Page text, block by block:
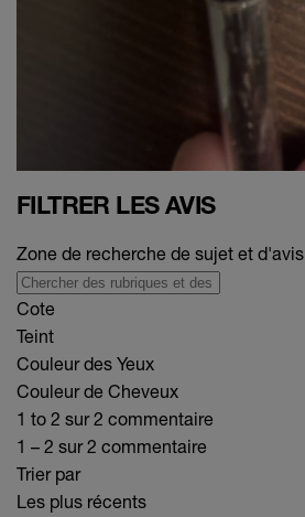
FILTRER LES AVIS
Zone de recherche de sujet et d'avis
Cote
Teint
Couleur des Yeux
Couleur de Cheveux
1 to 2 sur 2 commentaire
1 – 2 sur 2 commentaire
Trier par
Les plus récents